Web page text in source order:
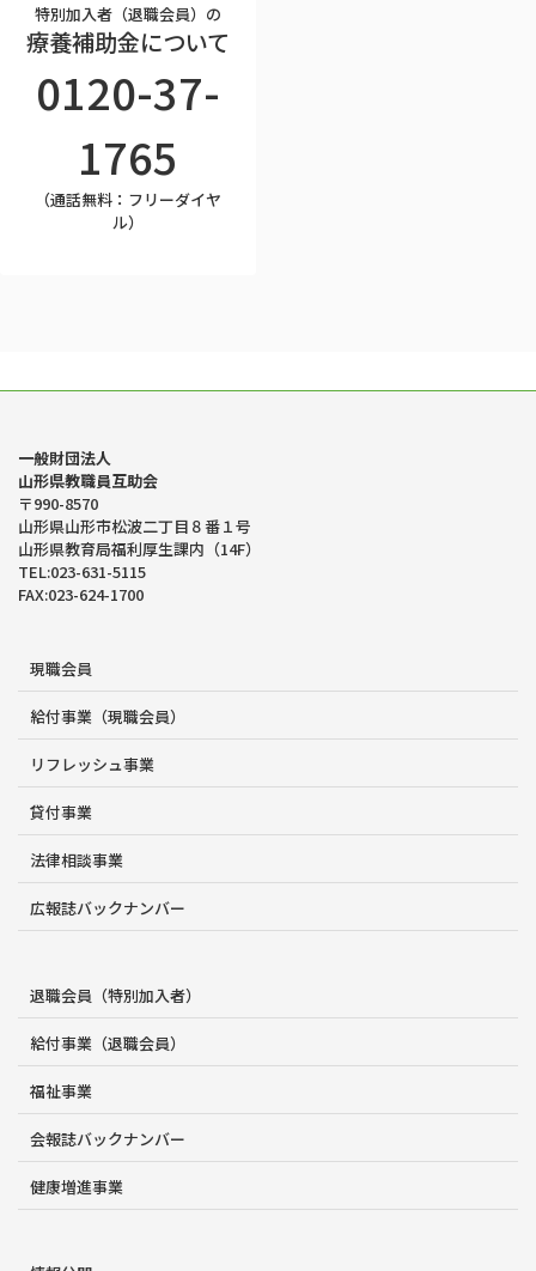
特別加入者（退職会員）の
療養補助金について
0120-37-
1765
（通話無料：フリーダイヤ
ル）
一般財団法人
山形県教職員互助会
〒990-8570
山形県山形市松波二丁目８番１号
山形県教育局福利厚生課内（14F）
TEL:023-631-5115
FAX:023-624-1700
現職会員
給付事業（現職会員）
リフレッシュ事業
貸付事業
法律相談事業
広報誌バックナンバー
退職会員（特別加入者）
給付事業（退職会員）
福祉事業
会報誌バックナンバー
健康増進事業